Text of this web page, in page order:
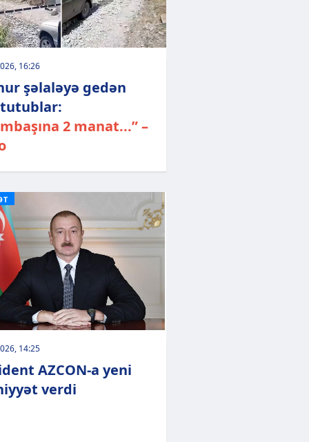
16:26
şəlaləyə gedən
2 manat...” –
14:25
AZCON-a yeni
verdi